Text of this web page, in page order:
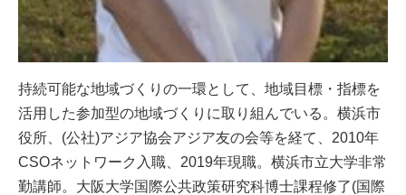
持続可能な地域づくりの一環として、地域目標・指標を
活用した参加型の地域づくりに取り組んでいる。横浜市
役所、(公社)アジア協会アジア友の会等を経て、2010年
CSOネットワーク入職、2019年現職。横浜市立大学非常
勤講師。大阪大学国際公共政策研究科博士課程修了(国際